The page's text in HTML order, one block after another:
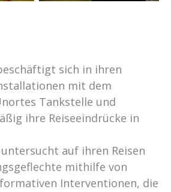
sich in ihren
mit dem
Tankstelle und
ihre Reiseeindrücke in
untersucht auf ihren Reisen
mithilfe von
Interventionen, die